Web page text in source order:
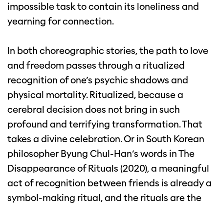
impossible task to contain its loneliness and
yearning for connection.
In both choreographic stories, the path to love
and freedom passes through a ritualized
recognition of one’s psychic shadows and
physical mortality. Ritualized, because a
cerebral decision does not bring in such
profound and terrifying transformation. That
takes a divine celebration. Or in South Korean
philosopher Byung Chul-Han’s words in The
Disappearance of Rituals (2020), a meaningful
act of recognition between friends is already a
symbol-making ritual, and the rituals are the